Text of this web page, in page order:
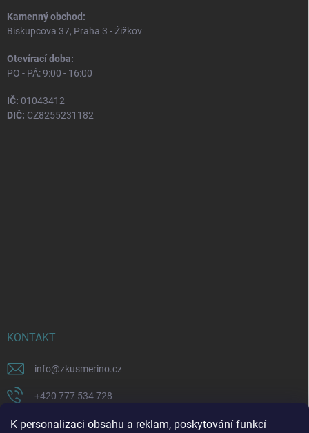
K personalizaci obsahu a reklam, poskytování funkcí
Kamenný obchod:
Biskupcova 37, Praha 3 - Žižkov
Otevírací doba:
PO - PÁ: 9:00 - 16:00
IČ: 01043412
DIČ: CZ8255231182
KONTAKT
info@zkusmerino.cz
+420 777 534 728
https://www.facebook.com/zkusmerino/